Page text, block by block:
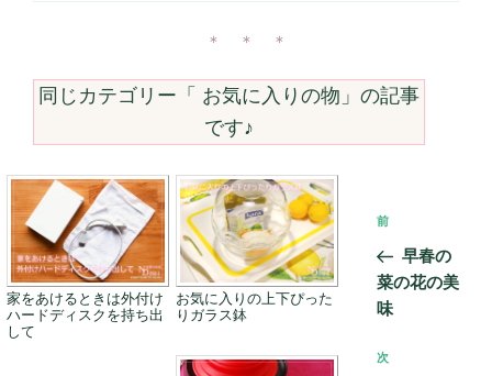
＊ ＊ ＊
同じカテゴリー「 お気に入りの物 」の記事
です♪
家をあけるときは外付け
ハードディスクを持ち出
して
お気に入りの上下ぴった
りガラス鉢
投
稿
ナ
ビ
ゲ
前
の
投
稿
前
早春の
菜の花の美
味
次
次